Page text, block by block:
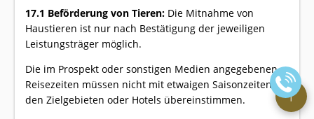
17.1 Beförderung von Tieren: Die Mitnahme von
Haustieren ist nur nach Bestätigung der jeweiligen
Leistungsträger möglich.
Die im Prospekt oder sonstigen Medien angegebenen
Reisezeiten müssen nicht mit etwaigen Saisonzeiten in
den Zielgebieten oder Hotels übereinstimmen.